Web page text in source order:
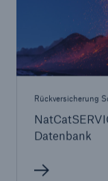
Rückversicherung
Datenbank